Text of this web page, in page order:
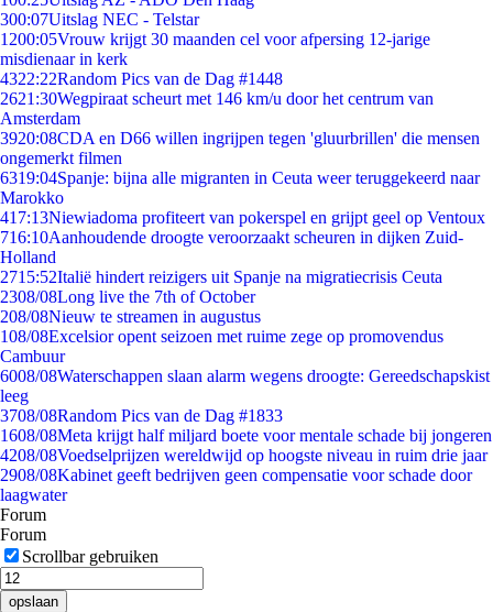
300:07Uitslag NEC - Telstar
1200:05Vrouw krijgt 30 maanden cel voor afpersing 12-jarige
misdienaar in kerk
4322:22Random Pics van de Dag #1448
2621:30Wegpiraat scheurt met 146 km/u door het centrum van
Amsterdam
3920:08CDA en D66 willen ingrijpen tegen 'gluurbrillen' die mensen
ongemerkt filmen
6319:04Spanje: bijna alle migranten in Ceuta weer teruggekeerd naar
Marokko
417:13Niewiadoma profiteert van pokerspel en grijpt geel op Ventoux
716:10Aanhoudende droogte veroorzaakt scheuren in dijken Zuid-
Holland
2715:52Italië hindert reizigers uit Spanje na migratiecrisis Ceuta
2308/08Long live the 7th of October
208/08Nieuw te streamen in augustus
108/08Excelsior opent seizoen met ruime zege op promovendus
Cambuur
6008/08Waterschappen slaan alarm wegens droogte: Gereedschapskist
leeg
3708/08Random Pics van de Dag #1833
1608/08Meta krijgt half miljard boete voor mentale schade bij jongeren
4208/08Voedselprijzen wereldwijd op hoogste niveau in ruim drie jaar
2908/08Kabinet geeft bedrijven geen compensatie voor schade door
laagwater
Forum
Forum
Scrollbar gebruiken
opslaan